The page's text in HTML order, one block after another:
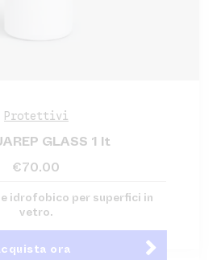
Protettivi
GLASS 1 lt
€70.00
idrofobico per superfici in
vetro.
ora